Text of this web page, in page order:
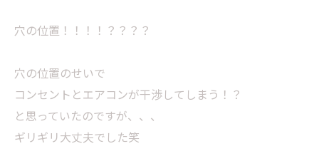
穴の位置！！！！？？？？
穴の位置のせいで
コンセントとエアコンが干渉してしまう！？
と思っていたのですが、、、
ギリギリ大丈夫でした笑